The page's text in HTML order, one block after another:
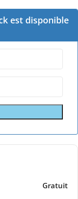
est disponible
Gratuit